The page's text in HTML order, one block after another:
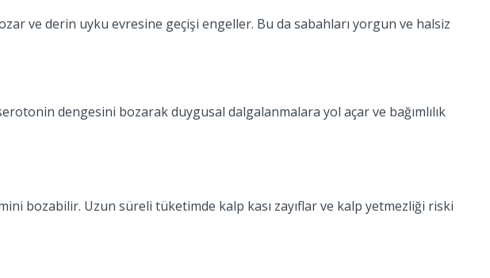
ve derin uyku evresine geçişi engeller. Bu da sabahları yorgun ve halsiz
dengesini bozarak duygusal dalgalanmalara yol açar ve bağımlılık
bozabilir. Uzun süreli tüketimde kalp kası zayıflar ve kalp yetmezliği riski